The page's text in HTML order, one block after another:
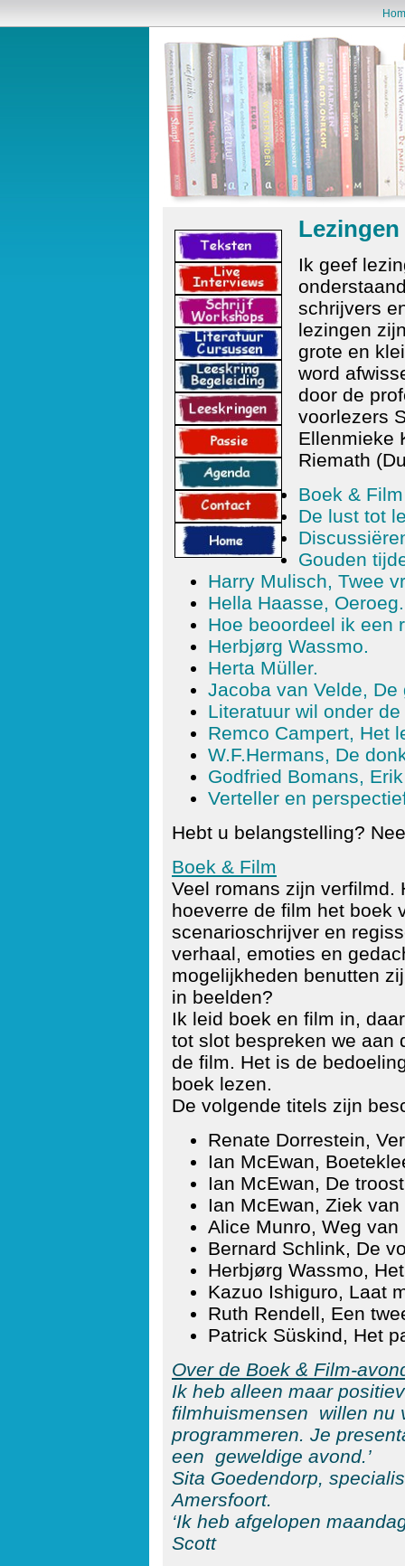
Lezingen
Ik geef
schrijvers
lezingen
grote en
word
door de
voorlezers
Ellenmieke
Riemath
Boek & Film
De lust tot
Gouden
Harry Mulisch, Twee
Hella Haasse, Oeroeg.
Hoe beoordeel ik een
Herbjørg Wassmo.
Herta Müller.
Jacoba van Velde, De
Literatuur wil onder
Remco Campert, Het
W.F.Hermans, De
Godfried Bomans,
Verteller en
Hebt u belangstelling?
Boek & Film
Veel romans zijn verfilmd.
hoeverre de film het boek
scenarioschrijver en
verhaal, emoties en
mogelijkheden benutten
in beelden?
Ik leid boek en film in,
tot slot bespreken we aan
de film. Het is de
boek lezen.
De volgende titels zijn
Renate Dorrestein,
Ian McEwan,
Ian McEwan, De
Ian McEwan, Ziek van
Alice Munro, Weg van
Bernard Schlink, De
Herbjørg Wassmo,
Kazuo Ishiguro, Laat
Ruth Rendell, Een
Patrick Süskind, Het
Over de Boek & Film-
Ik heb alleen maar
filmhuismensen willen nu
programmeren. Je
een geweldige avond.’
Sita Goedendorp,
Amersfoort.
‘Ik heb afgelopen
Scott